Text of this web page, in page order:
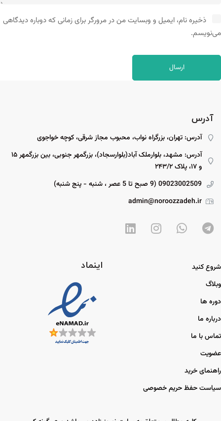
ذخیره نام، ایمیل و وبسایت من در مرورگر برای زمانی که دوباره دیدگاهی
می‌نویسم.
آدرس
آدرس: تهران، بزرگراه نواب، محبوب مجاز شرقی، کوچه خواجوی
آدرس: مشهد، بلوارملک آباد(بلوارسجاد)، بزرگمهر جنوبی، بین بزرگمهر ۱۵
و ۱۷، پلاک ۲۴۳/۲
09023002509 (9 صبح تا 5 عصر ، شنبه - پنج شنبه)
admin@noroozzadeh.ir
شروع کنید
وبلاگ
دوره ها
درباره ما
تماس با ما
عضویت
راهنمای خرید
سیاست حفظ حریم خصوصی
اینماد